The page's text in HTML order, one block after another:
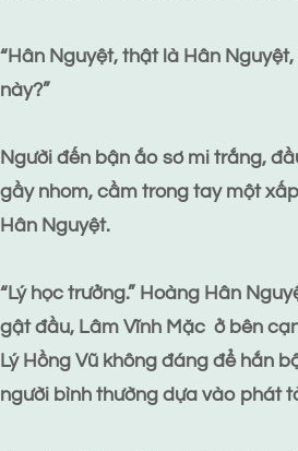
“Hân Nguyệt, thật là Hân
này?”
Người đến bận ắo sơ mi trắng,
gầy nhom, cầm trong tay một
Hân Nguyệt.
“Lý học trưởng.” Hoàng Hân
gật đầu, Lâm Vĩnh Mặc ở bên
Lý Hồng Vũ không đáng để hắn
người bình thường dựa vào phát